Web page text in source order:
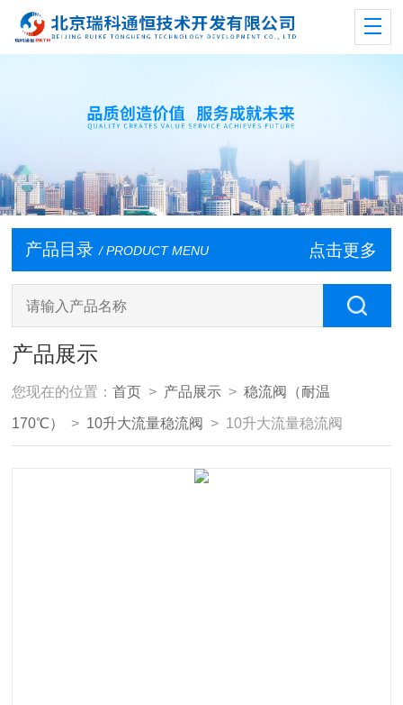
产品目录 / PRODUCT MENU 点击更多
产品展示
您现在的位置：首页 > 产品展示 >稳流阀（耐温
170℃） > 10升大流量稳流阀 > 10升大流量稳流阀